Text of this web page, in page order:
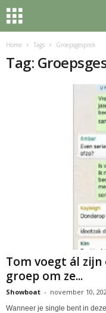
Home Tags Groepsgesprek
Tag:
Tom voegt ál zijn
groep om ze...
Showboat - november 10,
Wanneer je single bent in